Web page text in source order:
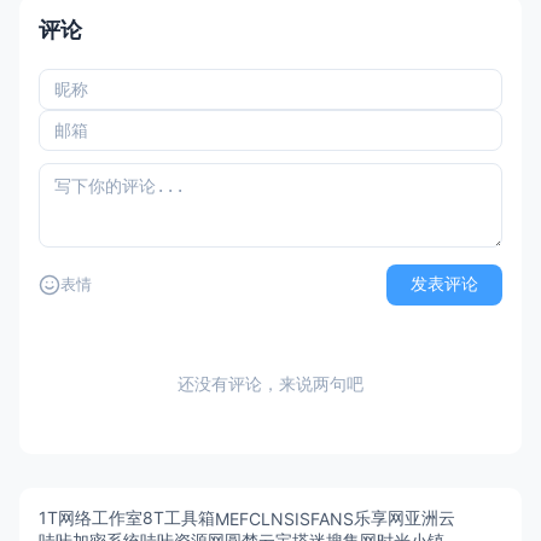
评论
表情 发表评论
还没有评论，来说两句吧
1T网络工作室8T工具箱MEFCL NSISFANS乐享网亚洲云